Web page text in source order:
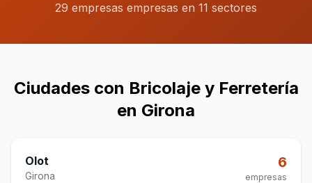
29 empresas empresas en 11 sectores
Ciudades con Bricolaje y Ferretería
en Girona
Olot
Girona
6
empresas